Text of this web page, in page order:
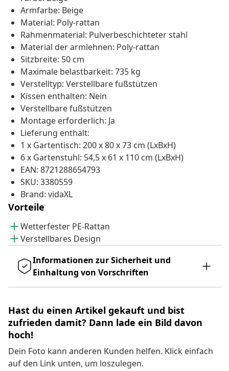
Armfarbe: Beige
Material: Poly-rattan
Rahmenmaterial: Pulverbeschichteter stahl
Material der armlehnen: Poly-rattan
Sitzbreite: 50 cm
Maximale belastbarkeit: 735 kg
Verstelltyp: Verstellbare fußstützen
Kissen enthalten: Nein
Verstellbare fußstützen
Montage erforderlich: Ja
Lieferung enthält:
1 x Gartentisch: 200 x 80 x 73 cm (LxBxH)
6 x Gartenstuhl: 54,5 x 61 x 110 cm (LxBxH)
EAN: 8721288654793
SKU: 3380559
Brand: vidaXL
Vorteile
Wetterfester PE-Rattan
Verstellbares Design
Informationen zur Sicherheit und
Einhaltung von Vorschriften
Hast du einen Artikel gekauft und bist
zufrieden damit? Dann lade ein Bild davon
hoch!
Dein Foto kann anderen Kunden helfen. Klick einfach
auf den Link unten, um loszulegen.